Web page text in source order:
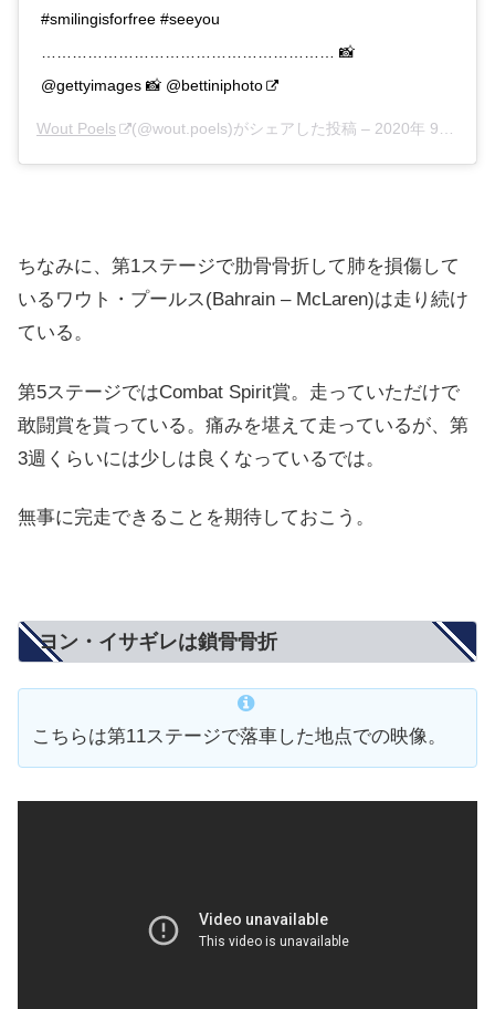
#smilingisforfree #seeyou
………………………………………………… 📸
@gettyimages 📸 @bettiniphoto
Wout Poels (@wout.poels)がシェアした投稿 – 2020年 9月月3日午前12時40分PDT
ちなみに、第1ステージで肋骨骨折して肺を損傷して
いるワウト・プールス(Bahrain – McLaren)は走り続け
ている。
第5ステージではCombat Spirit賞。走っていただけで
敢闘賞を貰っている。痛みを堪えて走っているが、第
3週くらいには少しは良くなっているでは。
無事に完走できることを期待しておこう。
ヨン・イサギレは鎖骨骨折
こちらは第11ステージで落車した地点での映像。